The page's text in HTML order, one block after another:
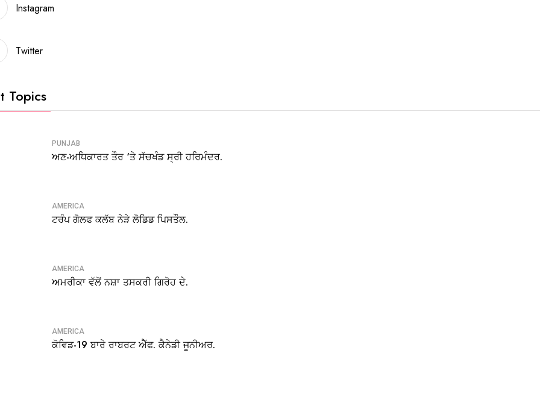
Instagram
Twitter
Topics
PUNJAB
ਅਣ-ਅਧਿਕਾਰਤ ਤੌਰ ‘ਤੇ ਸੱਚਖੰਡ ਸ੍ਰੀ ਹਰਿਮੰਦਰ.
AMERICA
ਟਰੰਪ ਗੋਲਫ ਕਲੱਬ ਨੇੜੇ ਲੋਡਿਡ ਪਿਸਤੌਲ.
AMERICA
ਅਮਰੀਕਾ ਵੱਲੋਂ ਨਸ਼ਾ ਤਸਕਰੀ ਗਿਰੋਹ ਦੇ.
AMERICA
ਕੋਵਿਡ-19 ਬਾਰੇ ਰਾਬਰਟ ਐੱਫ. ਕੈਨੇਡੀ ਜੂਨੀਅਰ.